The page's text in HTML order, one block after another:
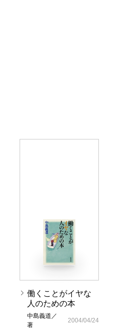
働くことがイヤな
人のための本
中島義道／
著
2004/04/24